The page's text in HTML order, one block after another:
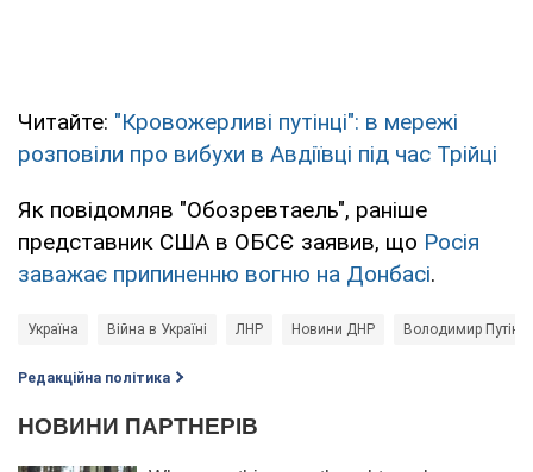
Читайте: "Кровожерливі путінці": в мережі
розповіли про вибухи в Авдіївці під час Трійці
Як повідомляв "Обозревтаель", раніше
представник США в ОБСЄ заявив, що Росія
заважає припиненню вогню на Донбасі.
Україна Війна в Україні ЛНР Новини ДНР Володимир Путін
Редакційна політика